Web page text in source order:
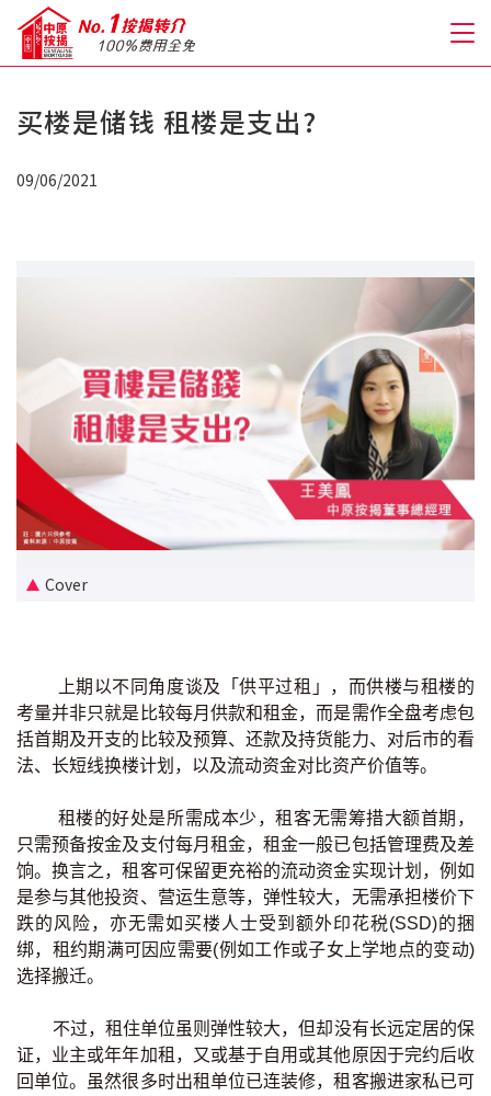
关于我们
免费开户转介服务
私人贷款
优惠礼遇
新盘优越按揭优惠
中原按揭标签优惠
按揭工具
按揭计算
置业预算
供款年期计算
工商铺按揭计算
免费物业估价
买楼是储钱 租楼是支出?
09/06/2021
Cover
上期以不同角度谈及「供平过租」，而供楼与租楼的
考量并非只就是比较每月供款和租金，而是需作全盘考虑包
括首期及开支的比较及预算、还款及持货能力、对后市的看
法、长短线换楼计划，以及流动资金对比资产价值等。
租楼的好处是所需成本少，租客无需筹措大额首期，
只需预备按金及支付每月租金，租金一般已包括管理费及差
饷。换言之，租客可保留更充裕的流动资金实现计划，例如
是参与其他投资、营运生意等，弹性较大，无需承担楼价下
跌的风险，亦无需如买楼人士受到额外印花税(SSD)的捆
绑，租约期满可因应需要(例如工作或子女上学地点的变动)
选择搬迁。
不过，租住单位虽则弹性较大，但却没有长远定居的保
证，业主或年年加租，又或基于自用或其他原因于完约后收
回单位。虽然很多时出租单位已连装修，租客搬进家私已可